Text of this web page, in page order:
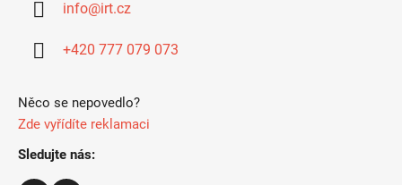
info@irt.cz
+420 777 079 073
Něco se nepovedlo?
Zde vyřídíte reklamaci
Sledujte nás: